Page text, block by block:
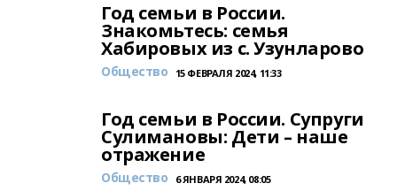
Год семьи в России.
Знакомьтесь: семья
Хабировых из с. Узунларово
Общество 15 ФЕВРАЛЯ 2024, 11:33
Год семьи в России. Супруги
Сулимановы: Дети – наше
отражение
Общество 6 ЯНВАРЯ 2024, 08:05